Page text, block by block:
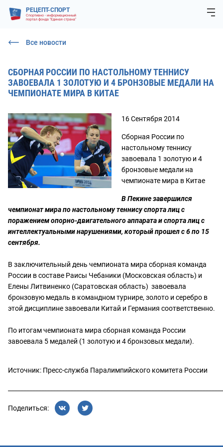
РЕЦЕПТ-СПОРТ
Спортивно - информационный
портал фонда "Единая страна"
Все новости
СБОРНАЯ РОССИИ ПО НАСТОЛЬНОМУ ТЕННИСУ
ЗАВОЕВАЛА 1 ЗОЛОТУЮ И 4 БРОНЗОВЫЕ МЕДАЛИ НА
ЧЕМПИОНАТЕ МИРА В КИТАЕ
16 Сентября 2014
Сборная России по
настольному теннису
завоевала 1 золотую и 4
бронзовые медали на
чемпионате мира в Китае
В Пекине завершился
чемпионат мира по настольному теннису спорта лиц с
поражением опорно-двигательного аппарата и спорта лиц с
интеллектуальными нарушениями, который прошел с 6 по 15
сентября.
В заключительный день чемпионата мира сборная команда
России в составе Раисы Чебаники (Московская область) и
Елены Литвиненко (Саратовская область) завоевала
бронзовую медаль в командном турнире, золото и серебро в
этой дисциплине завоевали Китай и Германия соответственно.
По итогам чемпионата мира сборная команда России
завоевала 5 медалей (1 золотую и 4 бронзовых медали).
Источник: Пресс-служба Паралимпийского комитета России
Поделиться: